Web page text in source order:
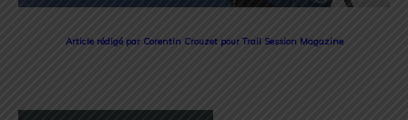
Article rédigé par Corentin Crouzet pour Trail Session Magazine